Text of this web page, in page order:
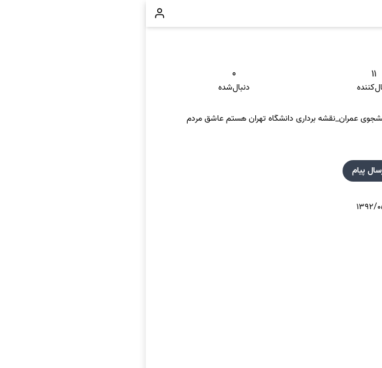
۱۱ ۰
دنبال‌شده
عمران_نقشه برداری دانشگاه تهران هستم عاشق مردم
پیام
۰۵/۲۷